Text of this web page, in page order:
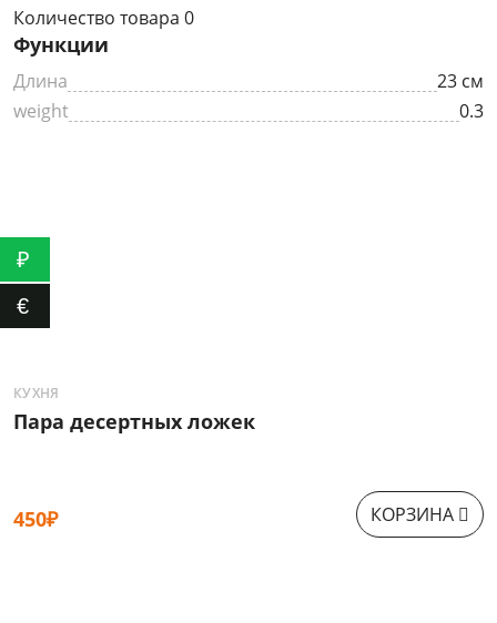
Количество товара 0
Функции
Длина
23 см
weight
0.3
КУХНЯ
Пара десертных ложек
450₽ КОРЗИНА
₽
€